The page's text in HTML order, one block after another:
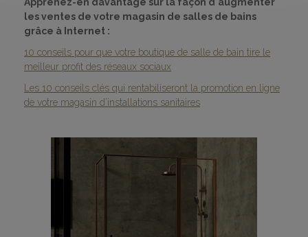
les ventes de votre magasin de salles de bains
grâce à Internet :
10 conseils pour que votre boutique de salle de bain tire le
meilleur profit des réseaux sociaux
Les 10 conseils clés qui rentabiliseront la promotion en ligne
de votre magasin d’installations sanitaires